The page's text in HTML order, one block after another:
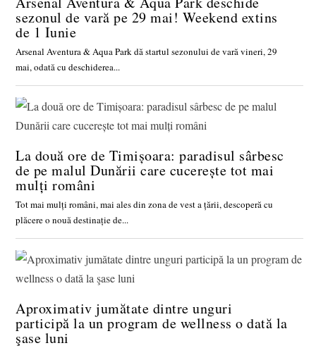
sezonul de vară pe 29 mai! Weekend extins
de 1 Iunie
Arsenal Aventura & Aqua Park dă startul sezonului de vară vineri, 29
mai, odată cu deschiderea...
La două ore de Timișoara: paradisul sârbesc
de pe malul Dunării care cucerește tot mai
mulți români
Tot mai mulți români, mai ales din zona de vest a țării, descoperă cu
plăcere o nouă destinație de...
Aproximativ jumătate dintre unguri
participă la un program de wellness o dată la
şase luni